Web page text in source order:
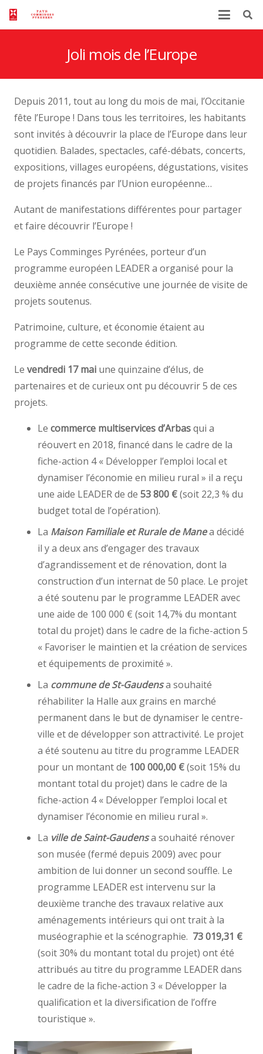
Joli mois de l’Europe
Depuis 2011, tout au long du mois de mai, l’Occitanie
fête l’Europe ! Dans tous les territoires, les habitants
sont invités à découvrir la place de l’Europe dans leur
quotidien. Balades, spectacles, café-débats, concerts,
expositions, villages européens, dégustations, visites
de projets financés par l’Union européenne…
Autant de manifestations différentes pour partager
et faire découvrir l’Europe !
Le Pays Comminges Pyrénées, porteur d’un
programme européen LEADER a organisé pour la
deuxième année consécutive une journée de visite de
projets soutenus.
Patrimoine, culture, et économie étaient au
programme de cette seconde édition.
Le vendredi 17 mai une quinzaine d’élus, de
partenaires et de curieux ont pu découvrir 5 de ces
projets.
Le commerce multiservices d’Arbasqui a
réouvert en 2018, financé dans le cadre de la
fiche-action 4 « Développer l’emploi local et
dynamiser l’économie en milieu rural » il a reçu
une aide LEADER de de 53 800 €(soit 22,3 % du
budget total de l’opération).
La Maison Familiale et Rurale de Manea décidé
il y a deux ans d’engager des travaux
d’agrandissement et de rénovation, dont la
construction d’un internat de 50 place. Le projet
a été soutenu par le programme LEADER avec
une aide de 100 000 € (soit 14,7% du montant
total du projet) dans le cadre de la fiche-action 5
« Favoriser le maintien et la création de services
et équipements de proximité ».
La commune de St-Gaudensa souhaité
réhabiliter la Halle aux grains en marché
permanent dans le but de dynamiser le centre-
ville et de développer son attractivité. Le projet
a été soutenu au titre du programme LEADER
pour un montant de 100 000,00 €(soit 15% du
montant total du projet) dans le cadre de la
fiche-action 4 « Développer l’emploi local et
dynamiser l’économie en milieu rural ».
La ville de Saint-Gaudensa souhaité rénover
son musée (fermé depuis 2009) avec pour
ambition de lui donner un second souffle. Le
programme LEADER est intervenu sur la
deuxième tranche des travaux relative aux
aménagements intérieurs qui ont trait à la
muséographie et la scénographie. 73 019,31 €
(soit 30% du montant total du projet) ont été
attribués au titre du programme LEADER dans
le cadre de la fiche-action 3 « Développer la
qualification et la diversification de l’offre
touristique ».